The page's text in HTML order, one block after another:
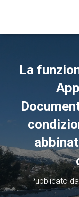
La
Pubblicato